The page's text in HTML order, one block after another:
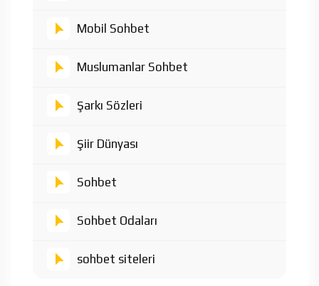
Mobil Sohbet
Muslumanlar Sohbet
Şarkı Sözleri
Şiir Dünyası
Sohbet
Sohbet Odaları
sohbet siteleri